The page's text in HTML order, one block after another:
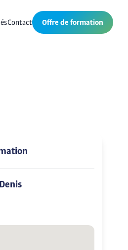
Contact Offre de formation